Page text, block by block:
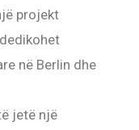
projekt
në Berlin dhe
jetë një